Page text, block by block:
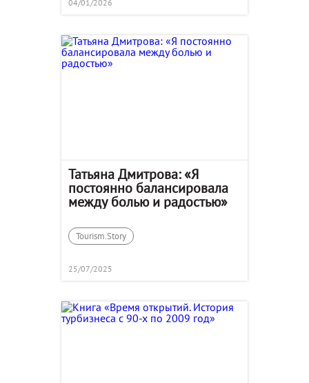
04/01/2026
Татьяна Дмитрова: «Я
постоянно балансировала
между болью и радостью»
Tourism.Story
25/07/2025